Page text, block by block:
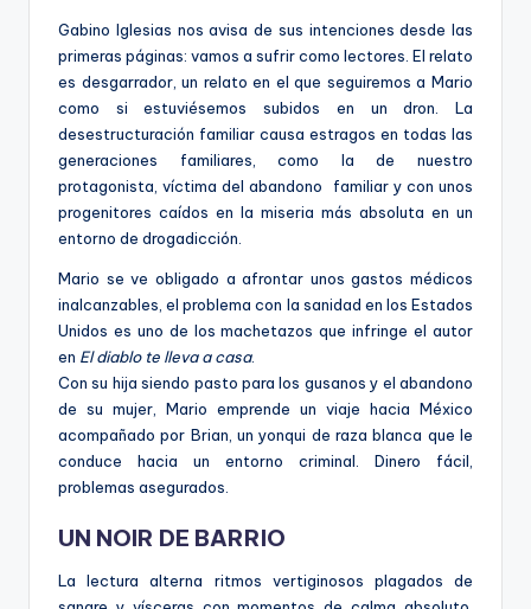
Gabino Iglesias nos avisa de sus intenciones desde las
primeras páginas: vamos a sufrir como lectores. El relato
es desgarrador, un relato en el que seguiremos a Mario
como si estuviésemos subidos en un dron. La
desestructuración familiar causa estragos en todas las
generaciones familiares, como la de nuestro
protagonista, víctima del abandono familiar y con unos
progenitores caídos en la miseria más absoluta en un
entorno de drogadicción.
Mario se ve obligado a afrontar unos gastos médicos
inalcanzables, el problema con la sanidad en los Estados
Unidos es uno de los machetazos que infringe el autor
en El diablo te lleva a casa.
Con su hija siendo pasto para los gusanos y el abandono
de su mujer, Mario emprende un viaje hacia México
acompañado por Brian, un yonqui de raza blanca que le
conduce hacia un entorno criminal. Dinero fácil,
problemas asegurados.
UN NOIR DE BARRIO
La lectura alterna ritmos vertiginosos plagados de